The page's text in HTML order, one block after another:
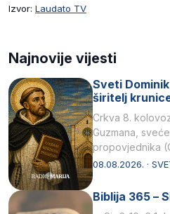
Izvor: Laudato TV
Najnovije vijesti
Sveti
širitelj
Crkva 8.
Guzmana,
propovjednika
Svojim životom,
08.08.2026. ·
Biblija 365 –